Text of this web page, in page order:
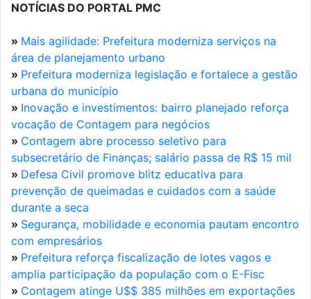
NOTÍCIAS DO PORTAL PMC
» Mais agilidade: Prefeitura moderniza serviços na
área de planejamento urbano
» Prefeitura moderniza legislação e fortalece a gestão
urbana do município
» Inovação e investimentos: bairro planejado reforça
vocação de Contagem para negócios
» Contagem abre processo seletivo para
subsecretário de Finanças; salário passa de R$ 15 mil
» Defesa Civil promove blitz educativa para
prevenção de queimadas e cuidados com a saúde
durante a seca
» Segurança, mobilidade e economia pautam encontro
com empresários
» Prefeitura reforça fiscalização de lotes vagos e
amplia participação da população com o E-Fisc
» Contagem atinge U$$ 385 milhões em exportações